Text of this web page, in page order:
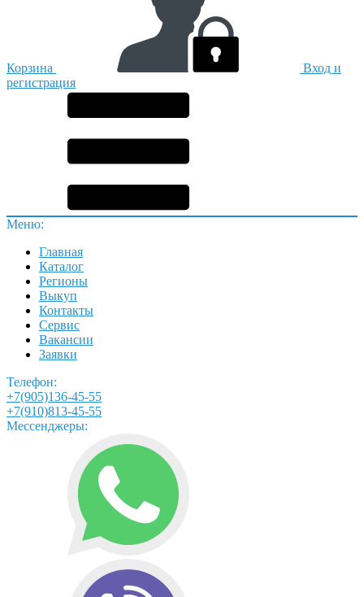
Корзина
Вход и
регистрация
Меню:
Главная
Каталог
Регионы
Выкуп
Контакты
Сервис
Вакансии
Заявки
Телефон:
+7(905)136-45-55
+7(910)813-45-55
Мессенджеры: